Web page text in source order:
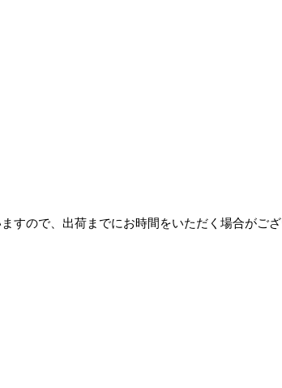
すので、出荷までにお時間をいただく場合がござ